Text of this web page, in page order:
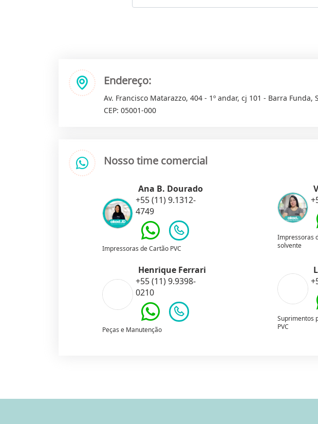
Endereço:
Av. Francisco Matarazzo, 404 - 1º andar, cj 101 - Barra Funda,
CEP: 05001-000
Nosso time comercial
Ana B. Dourado
+55 (11) 9.1312-
4749
Impressoras de Cartão PVC
Impressoras
solvente
Henrique Ferrari
+55 (11) 9.9398-
0210
Peças e Manutenção
Suprimentos
PVC